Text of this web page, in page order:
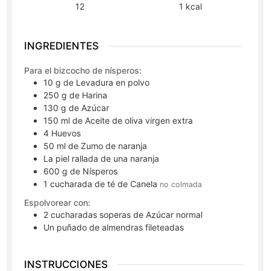
12
1 kcal
INGREDIENTES
Para el bizcocho de nísperos:
10 g de Levadura en polvo
250 g de Harina
130 g de Azúcar
150 ml de Aceite de oliva virgen extra
4 Huevos
50 ml de Zumo de naranja
La piel rallada de una naranja
600 g de Nísperos
1 cucharada de té de Canela no colmada
Espolvorear con:
2 cucharadas soperas de Azúcar normal
Un puñado de almendras fileteadas
INSTRUCCIONES